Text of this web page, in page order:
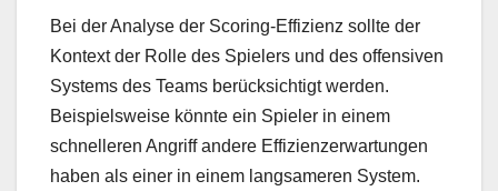
Bei der Analyse der Scoring-Effizienz sollte der
Kontext der Rolle des Spielers und des offensiven
Systems des Teams berücksichtigt werden.
Beispielsweise könnte ein Spieler in einem
schnelleren Angriff andere Effizienzerwartungen
haben als einer in einem langsameren System.